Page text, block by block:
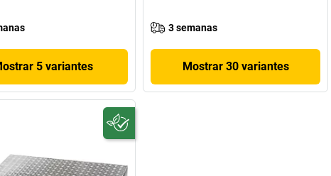
5 variantes
3 semanas
Mostrar 30 variantes